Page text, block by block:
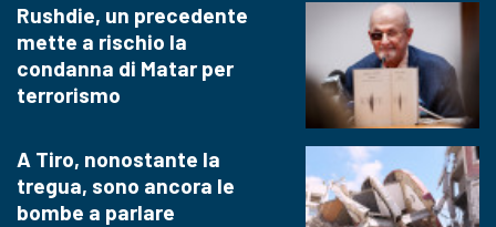
Rushdie, un precedente
mette a rischio la
condanna di Matar per
terrorismo
A Tiro, nonostante la
tregua, sono ancora le
bombe a parlare